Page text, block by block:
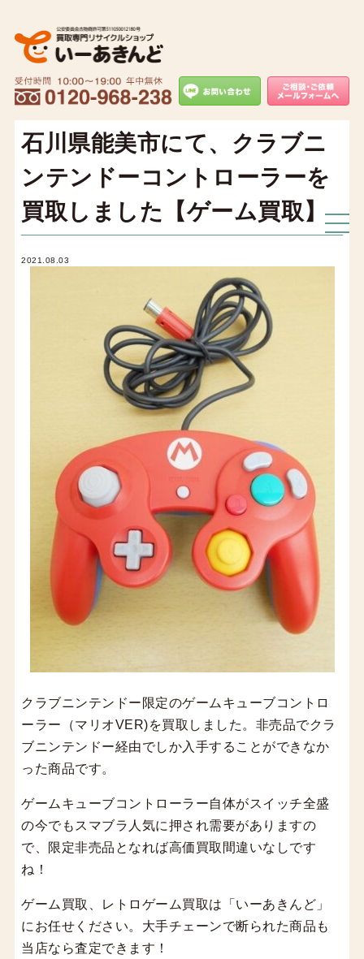
石川県能美市にて、クラブニ
ンテンドーコントローラーを
買取しました【ゲーム買取】
2021.08.03
クラブニンテンドー限定のゲームキューブコントロ
ーラー（マリオVER)を買取しました。非売品でクラ
ブニンテンドー経由でしか入手することができなか
った商品です。
ゲームキューブコントローラー自体がスイッチ全盛
の今でもスマブラ人気に押され需要がありますの
で、限定非売品となれば高価買取間違いなしです
ね！
ゲーム買取、レトロゲーム買取は「いーあきんど」
にお任せください。大手チェーンで断られた商品も
当店なら査定できます！